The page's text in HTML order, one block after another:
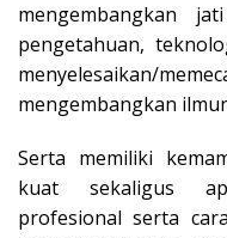
mengembangkan
pengetahuan,
menyelesaikan/
mengembangkan
Serta memiliki
kuat sekaligus
profesional serta